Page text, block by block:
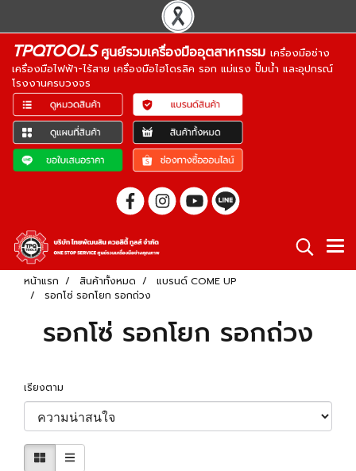
TPQTOOLSศูนย์รวมเครื่องมืออุตสาหกรรม เครื่องมือช่าง
เครื่องมือไฟฟ้า-ไร้สาย เครื่องมือไฮโดรลิค รอก แม่แรง ปั๊มน้ำ และอุปกรณ์
โรงงานครบวงจร
หน้าแรก สินค้าทั้งหมด
แบรนด์ COME UP
รอกโซ่ รอกโยก รอกถ่วง
รอกโซ่ รอกโยก รอกถ่วง
เรียงตาม